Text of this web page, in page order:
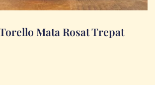
Mata Rosat Trepat